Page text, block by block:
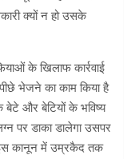
क्यों न हो उसके
के खिलाफ कार्रवाई
भेजने का काम किया है
बेटे और बेटियों के भविष्य
पर डाका डालेगा उसपर
कानून में उम्रकैद तक